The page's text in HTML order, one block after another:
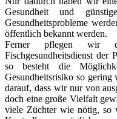
Gesundheit und
Gesundheitsprobleme
öffentlich bekannt werden.
Ferner pflegen wir
Fischgesundheitsdienst
so besteht die
Gesundheitsrisiko so
darauf, dass wir nur von
doch eine große Vielfalt
viele Züchter wie nötig, so